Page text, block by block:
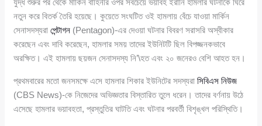
যুদ্ধ শুরুর পর থেকে মার্কিন বাহিনীর ওপর সবচেয়ে ভয়াবহ ইরানি হামলার ঘটনাকে ঘিরে
নতুন করে বিতর্ক তৈরি হয়েছে। কুয়েতে সংঘটিত ওই হামলায় বেঁচে যাওয়া মার্কিন
সেনাসদস্যরাপেন্টাগন (Pentagon)-এর দেওয়া ঘটনার বিবরণ সরাসরি অস্বীকার
করেছেন এবং দাবি করেছেন, হামলার সময় তাদের ইউনিটটি ছিল বিপজ্জনকভাবে
অরক্ষিত। এই হামলায় ছয়জন সেনাসদস্য নি’\হত এবং ২০ জনেরও বেশি আহত হন।
প্রথমবারের মতো জনসমক্ষে এসে হামলার শিকার ইউনিটের সদস্যরাসিবিএস নিউজ
(CBS News)-কে নিজেদের অভিজ্ঞতার বিস্তারিত তুলে ধরেন। তাদের বর্ণনায় উঠে
এসেছে হামলার ভয়াবহতা, প্রস্তুতির ঘাটতি এবং ঘটনার পরবর্তী বিশৃঙ্খল পরিস্থিতি।